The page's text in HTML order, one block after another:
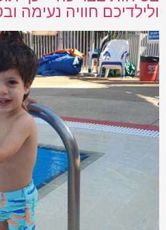
ולילדיכם חוויה נעימה